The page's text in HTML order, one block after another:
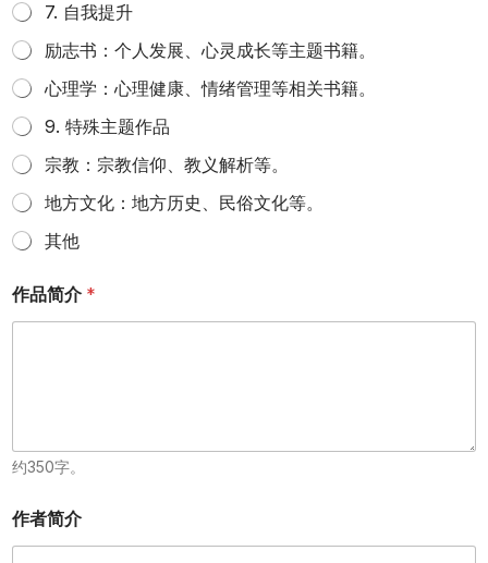
7. 自我提升
励志书：个人发展、心灵成长等主题书籍。
心理学：心理健康、情绪管理等相关书籍。
9. 特殊主题作品
宗教：宗教信仰、教义解析等。
地方文化：地方历史、民俗文化等。
其他
作品简介 *
约350字。
作者简介